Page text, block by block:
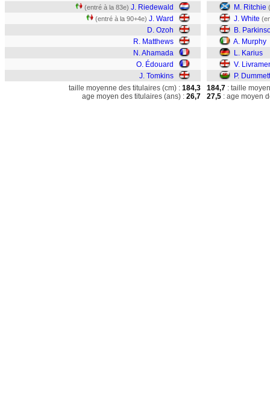
(entré à la 83e) J. Riedewald
(entré à la 90+4e) J. Ward
D. Ozoh
R. Matthews
N. Ahamada
O. Édouard
J. Tomkins
M. Ritchie
J. White
B.
A. Murphy
L. Karius
V.
P. Dummett
taille moyenne des titulaires (cm) : 184,3
age moyen des titulaires (ans) : 26,7
184,7 : taille
27,5 : age moyen